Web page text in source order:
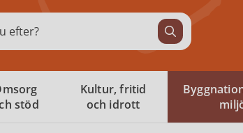
stöd
Kultur, fritid
och idrott